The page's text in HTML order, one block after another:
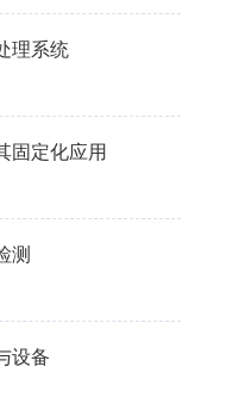
理系统
固定化应用
测
设备